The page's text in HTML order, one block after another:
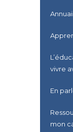
vivre
En
mon